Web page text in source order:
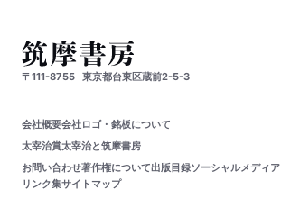
〒111-8755 東京都台東区蔵前2-5-3
会社概要会社ロゴ・銘板について
太宰治賞太宰治と筑摩書房
お問い合わせ著作権について出版目録ソーシャルメディア
リンク集サイトマップ